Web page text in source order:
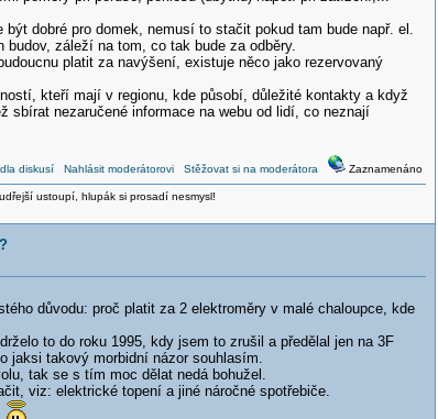
dobré pro domek, nemusí to stačit pokud tam bude např. el.
záleží na tom, co tak bude za odběry.
platit za navýšení, existuje něco jako rezervovaný
kteří mají v regionu, kde působí, důležité kontakty a když
nezaručené informace na webu od lidí, co neznají
diskusí Nahlásit moderátorovi Stěžovat si na moderátora Zaznamenáno
ustoupí, hlupák si prosadí nesmysl!
důvodu: proč platit za 2 elektroměry v malé chaloupce, kde
to do roku 1995, kdy jsem to zrušil a předělal jen na 3F
jaksi takový morbidní názor souhlasím.
tak se s tím moc dělat nedá bohužel.
viz: elektrické topení a jiné náročné spotřebiče.